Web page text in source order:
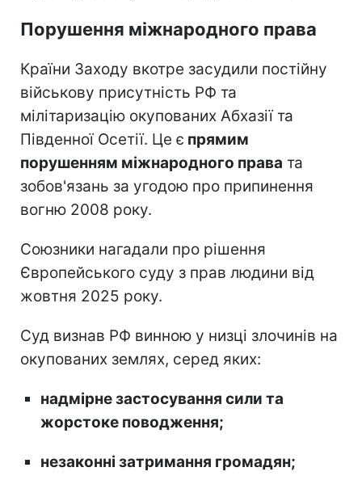
Порушення міжнародного права
Країни Заходу вкотре засудили постійну
військову присутність РФ та
мілітаризацію окупованих Абхазії та
Південної Осетії. Це є прямим
порушенням міжнародного права та
зобов'язань за угодою про припинення
вогню 2008 року.
Союзники нагадали про рішення
Європейського суду з прав людини від
жовтня 2025 року.
Суд визнав РФ винною у низці злочинів на
окупованих землях, серед яких:
надмірне застосування сили та
жорстоке поводження;
незаконні затримання громадян;